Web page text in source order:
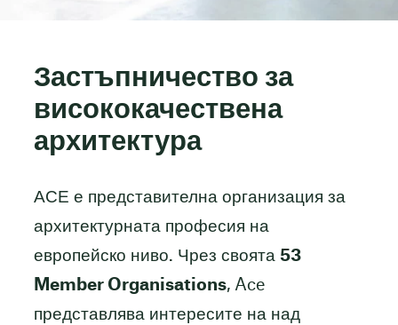
Застъпничество за
висококачествена
архитектура
АСЕ е представителна организация за
архитектурната професия на
европейско ниво. Чрез своята 53
Member Organisations, Ace
представлява интересите на над